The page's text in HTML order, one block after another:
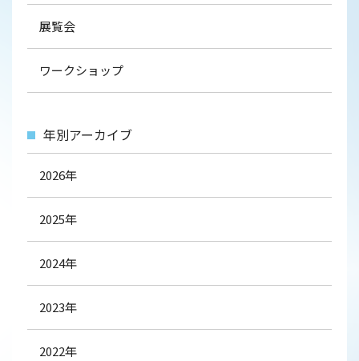
展覧会
ワークショップ
年別アーカイブ
2026年
2025年
2024年
2023年
2022年